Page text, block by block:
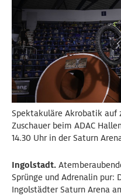
Spektakuläre Akrobatik auf
Zuschauer beim ADAC
14.30 Uhr in der Saturn
Ingolstadt.
Sprünge und Adrenalin pur:
Ingolstädter Saturn Arena